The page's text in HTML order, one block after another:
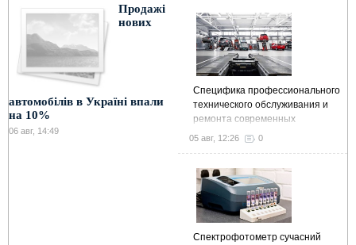
Продажі
нових
автомобілів в Україні впали
на 10%
06 авг, 14:49
Специфика профессионального
технического обслуживания и
ремонта современных
автомобилей
05 авг, 12:26 0
Спектрофотометр сучасний